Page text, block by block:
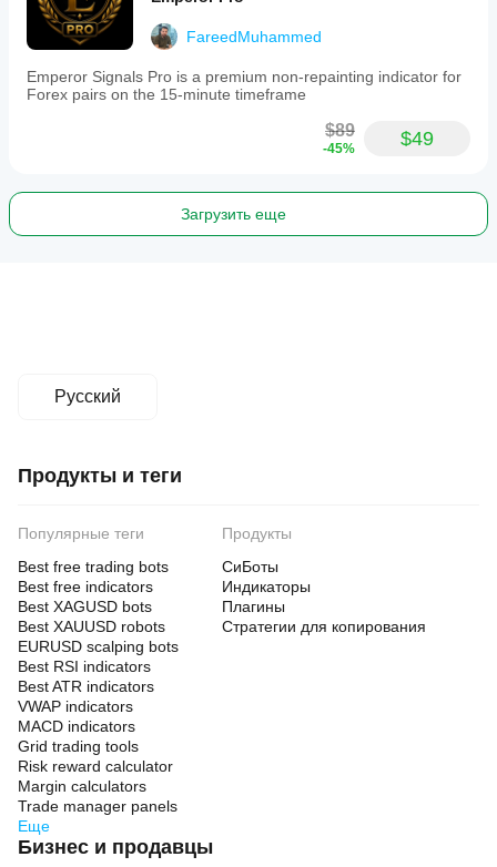
FareedMuhammed
Emperor Signals Pro is a premium non-repainting indicator for
Forex pairs on the 15-minute timeframe
$89
-45% $49
Загрузить еще
Русский
Продукты и теги
Популярные теги
Best free trading bots
Best free indicators
Best XAGUSD bots
Best XAUUSD robots
EURUSD scalping bots
Best RSI indicators
Best ATR indicators
VWAP indicators
MACD indicators
Grid trading tools
Risk reward calculator
Margin calculators
Trade manager panels
Еще
Продукты
СиБоты
Индикаторы
Плагины
Стратегии для копирования
Бизнес и продавцы